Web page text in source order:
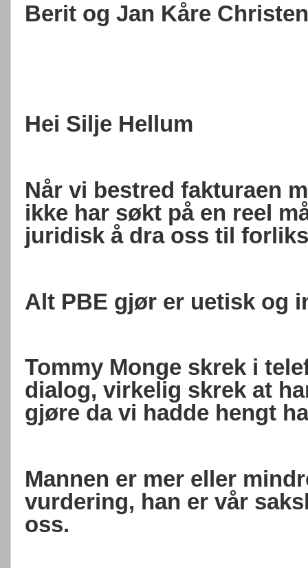
Berit og Jan Kåre
Hei Silje Hellum
Når vi bestred fakturaen
ikke har søkt på en reel
juridisk å dra oss til
Alt PBE gjør er uetisk og
Tommy Monge skrek i
dialog, virkelig skrek at
gjøre da vi hadde hengt
Mannen er mer eller
vurdering, han er vår
oss.